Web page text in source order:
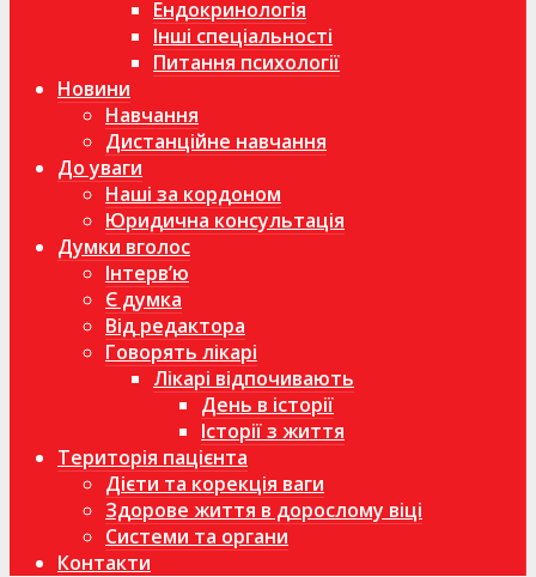
Ендокринологія
Інші спеціальності
Питання психології
Новини
Навчання
Дистанційне навчання
До уваги
Наші за кордоном
Юридична консультація
Думки вголос
Інтерв’ю
Є думка
Від редактора
Говорять лікарі
Лікарі відпочивають
День в історії
Історії з життя
Територія пацієнта
Дієти та корекція ваги
Здорове життя в дорослому віці
Системи та органи
Контакти